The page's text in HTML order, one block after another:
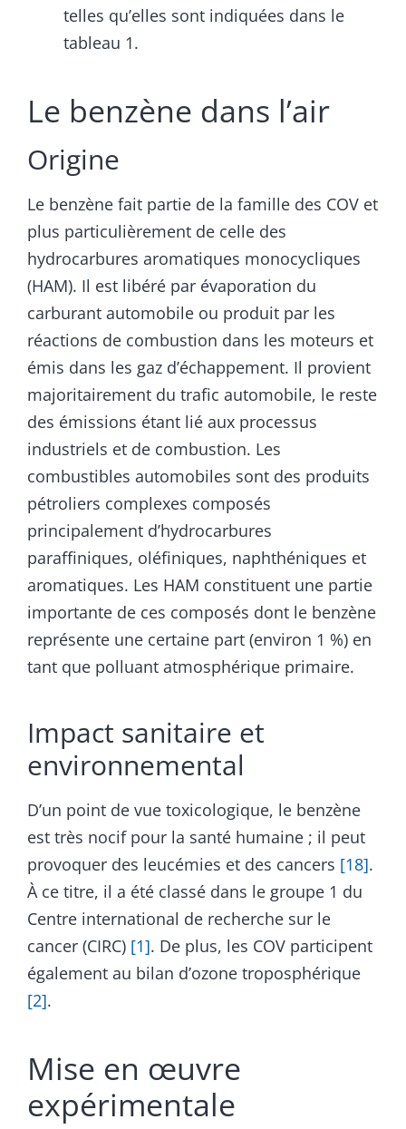
telles qu’elles sont indiquées dans le
tableau 1.
Le benzène dans l’air
Origine
Le benzène fait partie de la famille des COV et
plus particulièrement de celle des
hydrocarbures aromatiques monocycliques
(HAM). Il est libéré par évaporation du
carburant automobile ou produit par les
réactions de combustion dans les moteurs et
émis dans les gaz d’échappement. Il provient
majoritairement du trafic automobile, le reste
des émissions étant lié aux processus
industriels et de combustion. Les
combustibles automobiles sont des produits
pétroliers complexes composés
principalement d’hydrocarbures
paraffiniques, oléfiniques, naphthéniques et
aromatiques. Les HAM constituent une partie
importante de ces composés dont le benzène
représente une certaine part (environ 1 %) en
tant que polluant atmosphérique primaire.
Impact sanitaire et
environnemental
D’un point de vue toxicologique, le benzène
est très nocif pour la santé humaine ; il peut
provoquer des leucémies et des cancers [18].
À ce titre, il a été classé dans le groupe 1 du
Centre international de recherche sur le
cancer (CIRC) [1]. De plus, les COV participent
également au bilan d’ozone troposphérique
[2].
Mise en œuvre
expérimentale